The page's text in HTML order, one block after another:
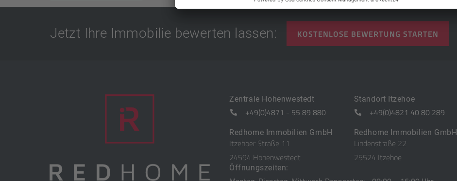
Jetzt Ihre Immobilie bewerten lassen: KOSTENLOSE BEWERTUNG STARTEN
Zentrale Hohenwestedt
+49(0)4871 - 55 89 880
Redhome Immobilien GmbH
Itzehoer Straße 11
24594 Hohenwestedt
Standort Itzehoe
+49(0)4821 40 80 289
Redhome Immobilien GmbH
Lindenstraße 22
25524 Itzehoe
Öffnungszeiten: